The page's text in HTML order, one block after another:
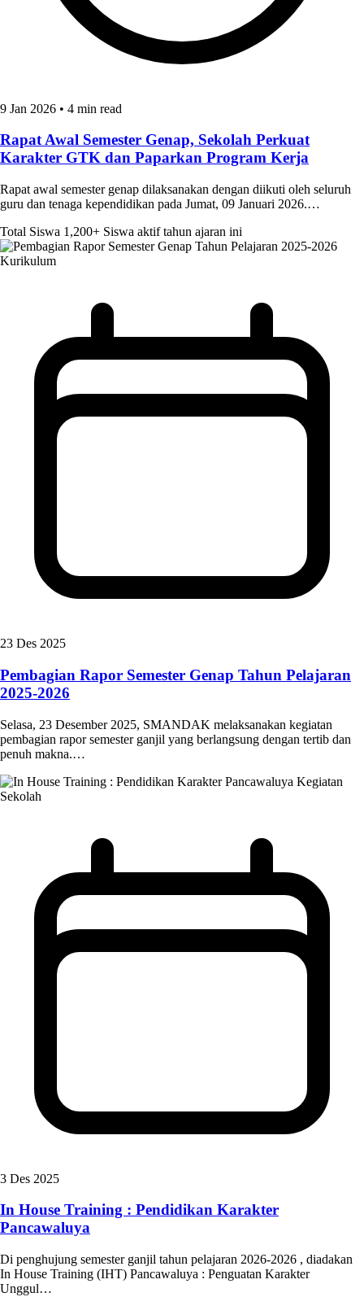
9 Jan 2026 • 4 min read
Rapat Awal Semester Genap, Sekolah Perkuat
Karakter GTK dan Paparkan Program Kerja
Rapat awal semester genap dilaksanakan dengan diikuti oleh seluruh
guru dan tenaga kependidikan pada Jumat, 09 Januari 2026.…
Total Siswa 1,200+ Siswa aktif tahun ajaran ini
Kurikulum
23 Des 2025
Pembagian Rapor Semester Genap Tahun Pelajaran
2025-2026
Selasa, 23 Desember 2025, SMANDAK melaksanakan kegiatan
pembagian rapor semester ganjil yang berlangsung dengan tertib dan
penuh makna.…
Kegiatan
Sekolah
3 Des 2025
In House Training : Pendidikan Karakter
Pancawaluya
Di penghujung semester ganjil tahun pelajaran 2026-2026 , diadakan
In House Training (IHT) Pancawaluya : Penguatan Karakter
Unggul…